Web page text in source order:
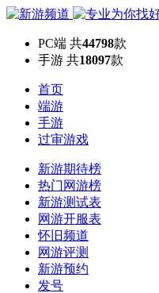
PC端 共44798款
手游 共18097款
首页
端游
手游
过审游戏
新游期待榜
热门网游榜
新游测试表
网游开服表
怀旧频道
网游评测
新游预约
发号